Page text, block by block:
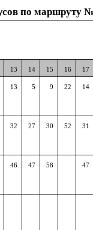
по маршруту
13 14 15 16 17
13 5 9 22 14
32 27 30 52 31
46 47 58 47